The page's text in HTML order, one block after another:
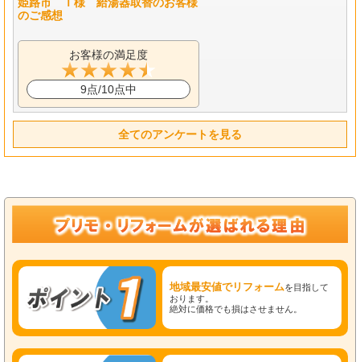
のご感想
お客様の満足度
9点/10点中
全てのアンケートを見る
地域最安値でリフォームを目指して
おります。
絶対に価格でも損はさせません。